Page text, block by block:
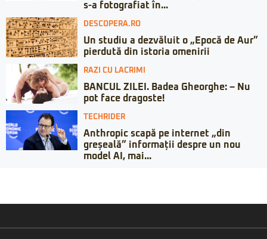
s-a fotografiat în...
DESCOPERA.RO
Un studiu a dezvăluit o „Epocă de Aur”
pierdută din istoria omenirii
RAZI CU LACRIMI
BANCUL ZILEI. Badea Gheorghe: – Nu
pot face dragoste!
TECHRIDER
Anthropic scapă pe internet „din
greșeală” informații despre un nou
model AI, mai...